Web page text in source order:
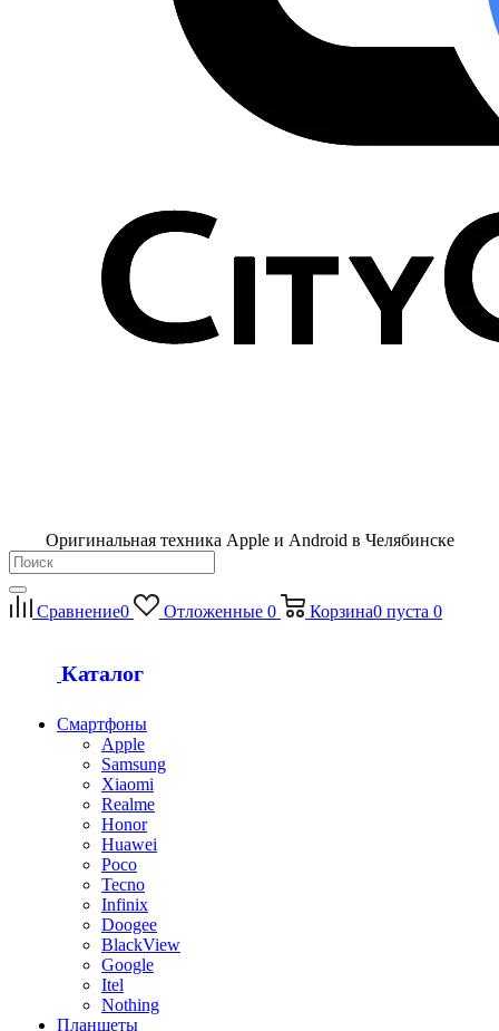
Оригинальная техника Apple и Android в Челябинске
Сравнение0 Отложенные 0 Корзина0 пуста 0
Каталог
Смартфоны
Apple
Samsung
Xiaomi
Realme
Honor
Huawei
Poco
Tecno
Infinix
Doogee
BlackView
Google
Itel
Nothing
Планшеты